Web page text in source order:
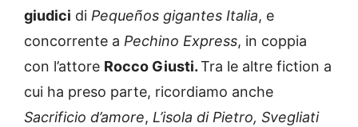
giudici di Pequeños gigantes Italia, e
concorrente a Pechino Express, in coppia
con l’attore Rocco Giusti.Tra le altre fiction a
cui ha preso parte, ricordiamo anche
Sacrificio d’amore, L’isola di Pietro, Svegliati